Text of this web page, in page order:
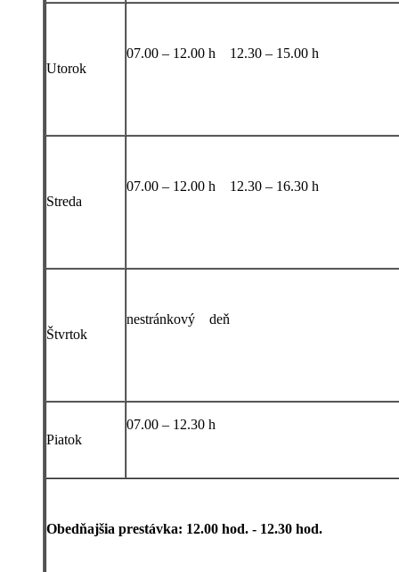
Utorok
07.00 – 12.00 h 12.30 – 15.00 h
Streda
07.00 – 12.00 h 12.30 – 16.30 h
Štvrtok
nestránkový deň
Piatok
07.00 – 12.30 h
Obedňajšia prestávka: 12.00 hod. - 12.30 hod.